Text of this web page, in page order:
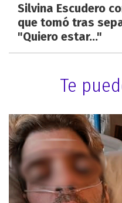
Silvina Escudero
que tomó tras
"Quiero estar..."
Te